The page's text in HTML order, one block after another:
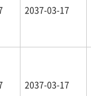
2037-03-17
2037-03-17